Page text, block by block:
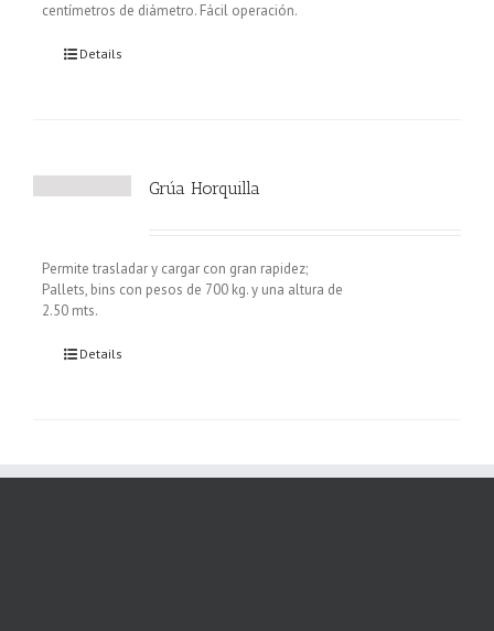
centímetros de diámetro. Fácil operación.
Details
Grúa Horquilla
Permite trasladar y cargar con gran rapidez;
Pallets, bins con pesos de 700 kg. y una altura de
2.50 mts.
Details